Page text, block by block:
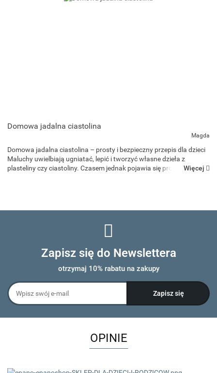
Domowa jadalna ciastolina
Magda
Domowa jadalna ciastolina – prosty i bezpieczny przepis dla dzieci
Maluchy uwielbiają ugniatać, lepić i tworzyć własne dzieła z
plasteliny czy ciastoliny. Czasem jednak pojawia się problem –Więcej
Zapisz się do Newslettera
otrzymaj 10% rabatu na zakupy
OPINIE